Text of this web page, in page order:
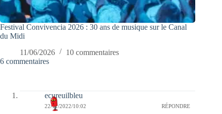
Festival Convivencia 2026 : 30 ans de musique sur le Canal
du Midi
11/06/2026
10 commentaires
6 commentaires
ecureuilbleu
22/11/2022/10:02 RÉPONDRE